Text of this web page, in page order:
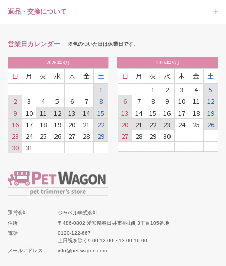
返品・交換について
営業日カレンダー ※色のついた日は休業日です。
2026年8月
日 月 火 水 木 金
土
1
2
3 4 5 6 7
8
9
10 11 12 13 14
15
16
17 18 19 20 21
22
23
24 25 26 27 28
29
30
31
2026年9月
日 月 火 水 木 金
土
1
2 3 4
5
6
7 8 9 10 11
12
13
14 15 16 17 18
19
20
21 22 23 24 25
26
27
28 29 30
運営会社
ジャペル株式会社
住所
〒486-0802 愛知県春日井市桃山町3丁目105番地
電話
0120-122-667
土日祝を除く9:00-12:00・13:00-16:00
メールアドレス
info@pet-wagon.com